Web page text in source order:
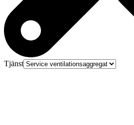
Tjänst